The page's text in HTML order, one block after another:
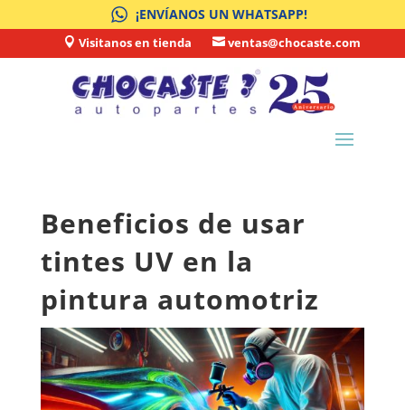
¡ENVÍANOS UN WHATSAPP!
 Visitanos en tienda  ventas@chocaste.com
Beneficios de usar
tintes UV en la
pintura automotriz